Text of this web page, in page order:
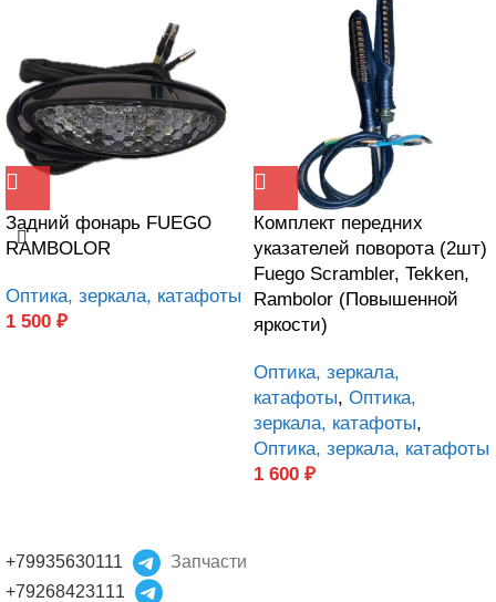
Задний фонарь FUEGO
RAMBOLOR
Оптика, зеркала, катафоты
1 500 ₽
Комплект передних
указателей поворота (2шт)
Fuego Scrambler, Tekken,
Rambolor (Повышенной
яркости)
Оптика, зеркала,
катафоты, Оптика,
зеркала, катафоты,
Оптика, зеркала, катафоты
1 600 ₽
+79935630111
Запчасти
+79268423111